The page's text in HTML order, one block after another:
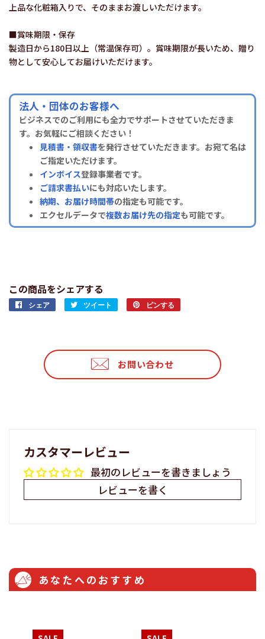
上品な化粧箱入りで、そのままお渡しいただけます。
■賞味期限・保存
製造日から180日以上（常温保存可）。賞味期限が長いため、贈り
物として安心してお届けいただけます。
法人・団体のお客様へ
ビジネスでのご利用にも全力でサポートさせていただきま
す。お気軽にご相談ください！
見積書・領収書を発行させていただきます。お宛て名は
ご指定いただけます。
インボイス登録事業者です。
ご請求書払いにも対応いたします。
納期、お届け時間帯の指定も可能です。
エクセルデータで複数お届け先の指定も可能です。
この商品をシェアする
シェア
Facebook
る
ツイート
Twitter
る
ピンする
お問い合わせ
カスタマーレビュー
最初のレビューを書きましょう
レビューを書く
あなたへのおすすめ